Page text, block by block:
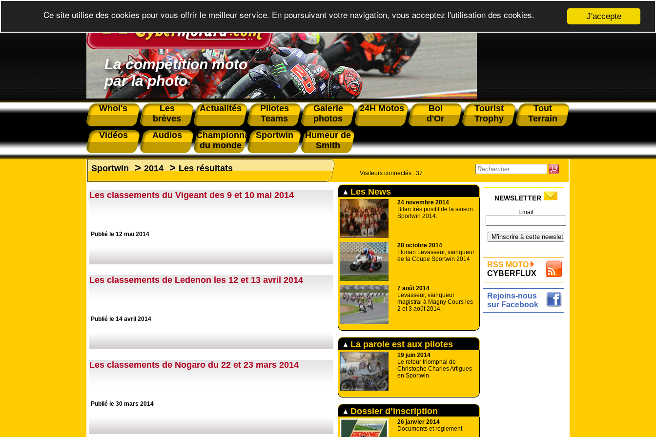
La compétition moto
par la photo
Whoi's
Les
brèves
Actualités
Pilotes
Teams
Galerie
photos
24H Motos
Bol
d'Or
Tourist
Trophy
Tout
Terrain
Vidéos
Audios
Championnat
du monde
Sportwin
Humeur de
Smith
Sportwin>2014>Les résultats
Les classements du Vigeant des 9 et 10 mai 2014
Publié le 12 mai 2014
Les classements de Ledenon les 12 et 13 avril 2014
Publié le 14 avril 2014
Les classements de Nogaro du 22 et 23 mars 2014
Publié le 30 mars 2014
Visiteurs connectés : 37
Les News
24 novembre 2014
Bilan très positif de la saison
Sportwin 2014.
28 octobre 2014
Florian Levasseur, vainqueur
de la Coupe Sportwin 2014
7 août 2014
Levasseur, vainqueur
magistral à Magny Cours les
2 et 3 août 2014.
La parole est aux pilotes
19 juin 2014
Le retour triomphal de
Christophe Charles Artigues
en Sportwin
Dossier d’inscription
26 janvier 2014
Documents et règlement
NEWSLETTER
Email
RSS MOTO
CYBERFLUX
Rejoins-nous
sur Facebook
J'accepte
Ce site utilise des cookies pour vous offrir le meilleur service. En poursuivant votre navigation, vous acceptez l'utilisation des cookies.